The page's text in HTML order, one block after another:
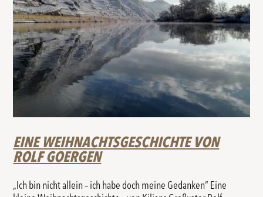
EINE WEIHNACHTSGESCHICHTE VON
ROLF GOERGEN
„Ich bin nicht allein – ich habe doch meine Gedanken“ Eine